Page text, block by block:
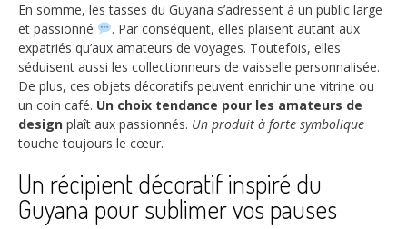
En somme, les tasses du Guyana s’adressent à un public large
et passionné
. Par conséquent, elles plaisent autant aux
expatriés qu’aux amateurs de voyages. Toutefois, elles
séduisent aussi les collectionneurs de vaisselle personnalisée.
De plus, ces objets décoratifs peuvent enrichir une vitrine ou
un coin café. Un choix tendance pour les amateurs de
design plaît aux passionnés. Un produit à forte symbolique
touche toujours le cœur.
Un récipient décoratif inspiré du
Guyana pour sublimer vos pauses